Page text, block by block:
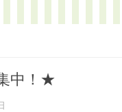
中！★